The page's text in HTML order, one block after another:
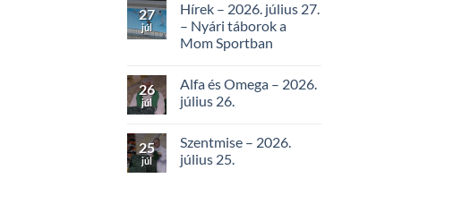
27
júl
Hírek – 2026. július 27.
– Nyári táborok a
Mom Sportban
26
júl
Alfa és Omega – 2026.
július 26.
25
júl
Szentmise – 2026.
július 25.